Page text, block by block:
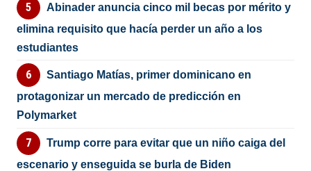
Abinader anuncia cinco mil becas por mérito y
elimina requisito que hacía perder un año a los
estudiantes
Santiago Matías, primer dominicano en
protagonizar un mercado de predicción en
Polymarket
Trump corre para evitar que un niño caiga del
escenario y enseguida se burla de Biden